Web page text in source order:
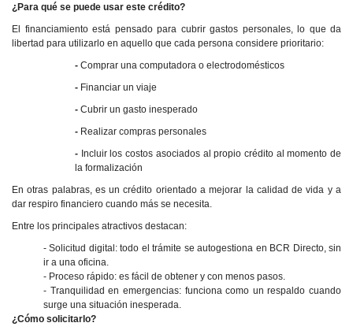
¿Para qué se puede usar este crédito?
El financiamiento está pensado para cubrir gastos personales, lo que da
libertad para utilizarlo en aquello que cada persona considere prioritario:
- Comprar una computadora o electrodomésticos
- Financiar un viaje
- Cubrir un gasto inesperado
- Realizar compras personales
- Incluir los costos asociados al propio crédito al momento de
la formalización
En otras palabras, es un crédito orientado a mejorar la calidad de vida y a
dar respiro financiero cuando más se necesita.
Entre los principales atractivos destacan:
- Solicitud digital: todo el trámite se autogestiona en BCR Directo, sin
ir a una oficina.
- Proceso rápido: es fácil de obtener y con menos pasos.
- Tranquilidad en emergencias: funciona como un respaldo cuando
surge una situación inesperada.
¿Cómo solicitarlo?